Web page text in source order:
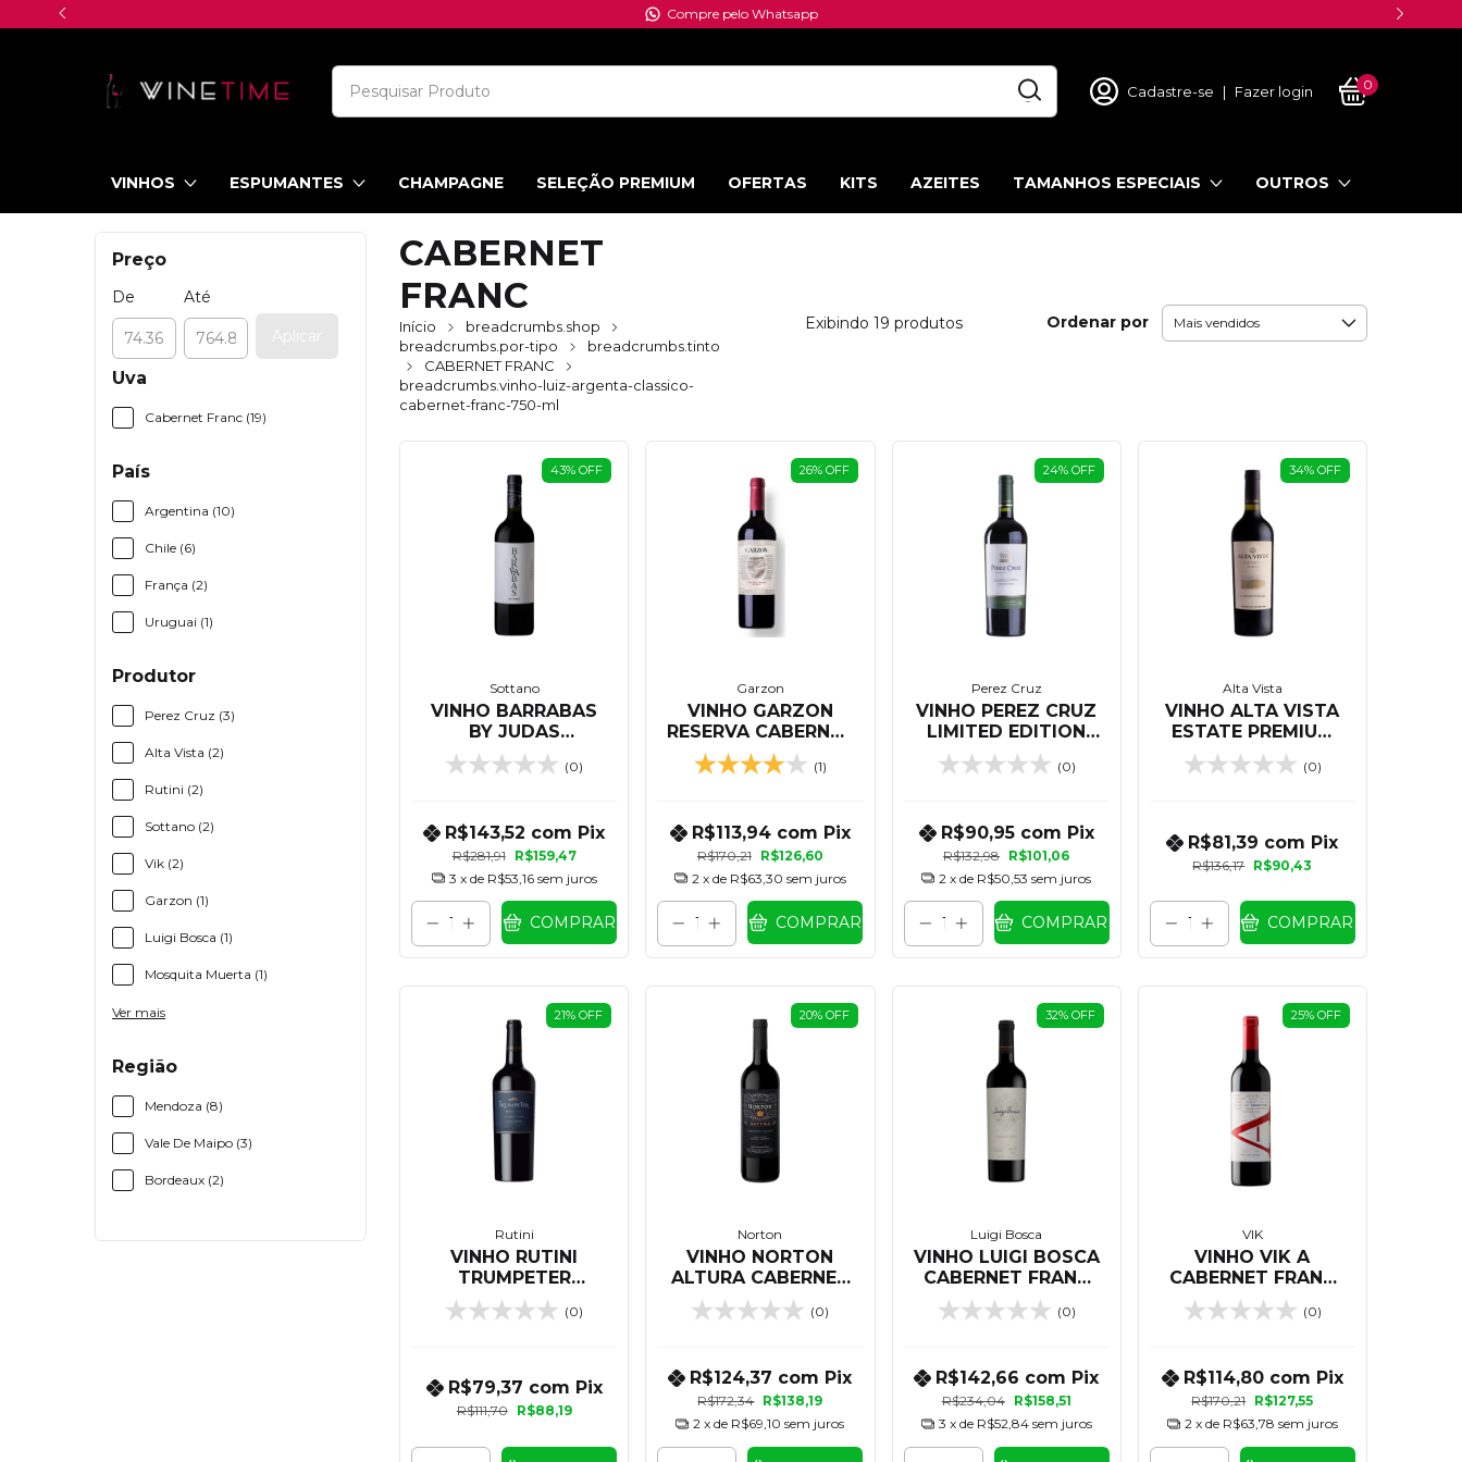
Compre pelo Whatsapp
Cadastre-se | Fazer login 0
VINHOS ESPUMANTES CHAMPAGNE SELEÇÃO PREMIUM OFERTAS KITS AZEITES TAMANHOS ESPECIAIS OUTROS
Preço
De
Até
Aplicar
Uva
Cabernet Franc (19)
País
Argentina (10)
Chile (6)
França (2)
Uruguai (1)
Produtor
Perez Cruz (3)
Alta Vista (2)
Rutini (2)
Sottano (2)
Vik (2)
Garzon (1)
Luigi Bosca (1)
Mosquita Muerta (1)
Ver mais
Região
Mendoza (8)
Vale De Maipo (3)
Bordeaux (2)
CABERNET
FRANC
Início
breadcrumbs.shop
breadcrumbs.por-tipo
breadcrumbs.tinto
CABERNET FRANC
breadcrumbs.vinho-luiz-argenta-classico-
cabernet-franc-750-ml
Exibindo 19 produtos Ordenar por
43%OFF
Sottano
VINHO BARRABAS
BY JUDAS
CABERNET FRANC
750 ML
(0)
R$281,91 R$159,47
R$143,52 com Pix
3 x de R$53,16 sem juros
COMPRAR
26% OFF
Garzon
VINHO GARZON
RESERVA CABERNET
FRANC 750 ML
(1)
R$170,21 R$126,60
R$113,94 com Pix
2 x de R$63,30 sem juros
COMPRAR
24% OFF
Perez Cruz
VINHO PEREZ CRUZ
LIMITED EDITION
CABERNET FRANC
750 ML
(0)
R$132,98 R$101,06
R$90,95 com Pix
2 x de R$50,53 sem juros
COMPRAR
34% OFF
Alta Vista
VINHO ALTA VISTA
ESTATE PREMIUM
CABERNET FRANC
750 ML
(0)
R$136,17 R$90,43
R$81,39 com Pix
COMPRAR
21%OFF
Rutini
VINHO RUTINI
TRUMPETER
CABERNET FRANC
750 ML
(0)
R$111,70 R$88,19
R$79,37 com Pix
20% OFF
Norton
VINHO NORTON
ALTURA CABERNET
FRANC 750 ML
(0)
R$172,34 R$138,19
R$124,37 com Pix
2 x de R$69,10 sem juros
32% OFF
Luigi Bosca
VINHO LUIGI BOSCA
CABERNET FRANC
DE SANGRE 750 ML
(0)
R$234,04 R$158,51
R$142,66 com Pix
3 x de R$52,84 sem juros
25% OFF
VIK
VINHO VIK A
CABERNET FRANC
750 ML
(0)
R$170,21 R$127,55
R$114,80 com Pix
2 x de R$63,78 sem juros